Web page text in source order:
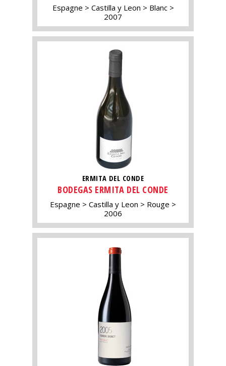
Espagne Castilla y Leon
Blanc
2007
ERMITA DEL CONDE
BODEGAS ERMITA DEL CONDE
Espagne Castilla y Leon
Rouge
2006